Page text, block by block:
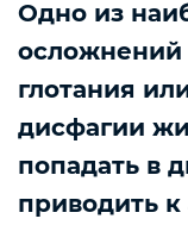
Одно из
осложнений
глотания
дисфагии
попадать в
приводить